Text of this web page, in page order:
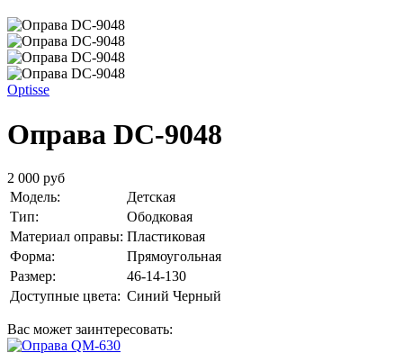
Optisse
Оправа DC-9048
2 000 руб
Модель:
Детская
Тип:
Ободковая
Материал оправы: Пластиковая
Форма:
Прямоугольная
Размер:
46-14-130
Доступные цвета: Синий Черный
Вас может заинтересовать: